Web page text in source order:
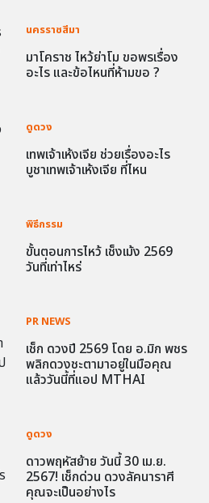
นครราชสีมา
มาโคราช ไหว้ย่าโม ขอพรเรื่อง
อะไร และข้อไหนที่ห้ามขอ ?
ดูดวง
เทพเจ้าเห้งเจีย ช่วยเรื่องอะไร
บูชาเทพเจ้าเห้งเจีย ที่ไหน
พิธีกรรม
ขั้นตอนการไหว้ เช็งเม้ง 2569
วันที่เท่าไหร่
PR NEWS
เช็ก ดวงปี 2569 โดย อ.มิก พชร
พลิกดวงชะตามาอยู่ในมือคุณ
แล้ววันนี้ที่แอป MTHAI
ดูดวง
ดาวพฤหัสย้าย วันนี้ 30 เม.ย.
2567! เช็กด่วน ดวงลัคนาราศี
คุณจะเป็นอย่างไร